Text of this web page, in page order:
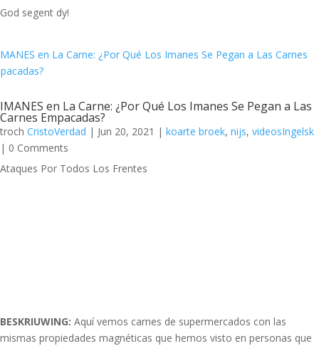
God segent dy!
IMANES en La Carne: ¿Por Qué Los Imanes Se Pegan a Las
Carnes Empacadas?
troch CristoVerdad | Jun 20, 2021 | koarte broek, nijs, videosIngelsk
| 0 Comments
Ataques Por Todos Los Frentes
BESKRIUWING: Aquí vemos carnes de supermercados con las
mismas propiedades magnéticas que hemos visto en personas que